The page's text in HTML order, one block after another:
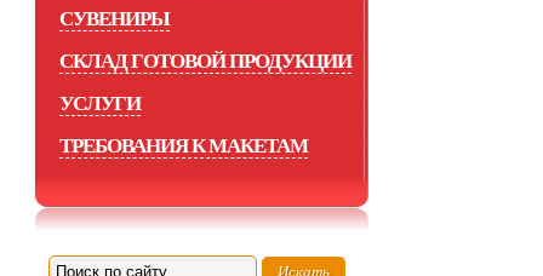
СУВЕНИРЫ
СКЛАД ГОТОВОЙ ПРОДУКЦИИ
УСЛУГИ
ТРЕБОВАНИЯ К МАКЕТАМ